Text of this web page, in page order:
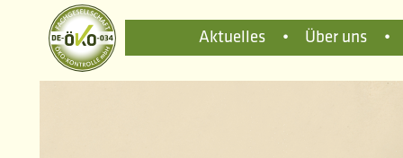
Aktuelles • Über uns •